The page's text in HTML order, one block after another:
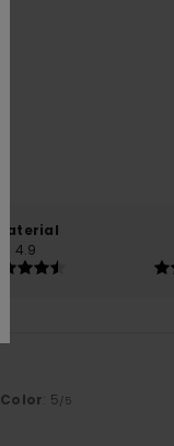
Material
4.9
Color: 5/5